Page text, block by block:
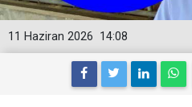
14:08
11 Haziran 2026